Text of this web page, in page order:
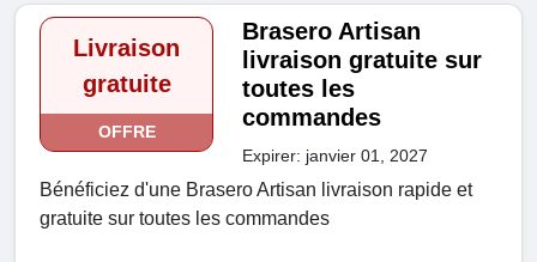
Livraison
gratuite
OFFRE
Brasero Artisan
livraison gratuite sur
toutes les
commandes
Expirer: janvier 01, 2027
Bénéficiez d'une Brasero Artisan livraison rapide et
gratuite sur toutes les commandes